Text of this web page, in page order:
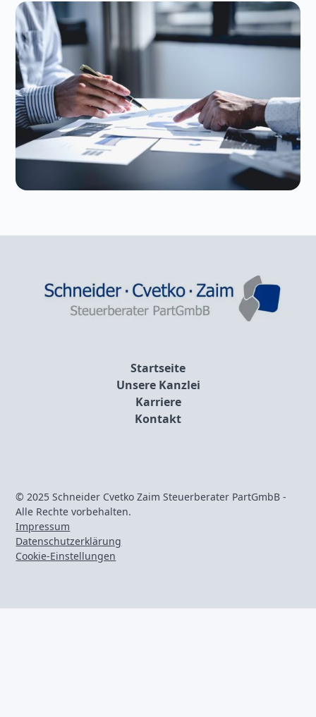
Startseite
Unsere Kanzlei
Karriere
Kontakt
© 2025 Schneider Cvetko Zaim Steuerberater PartGmbB -
Alle Rechte vorbehalten.
Impressum
Datenschutzerklärung
Cookie-Einstellungen